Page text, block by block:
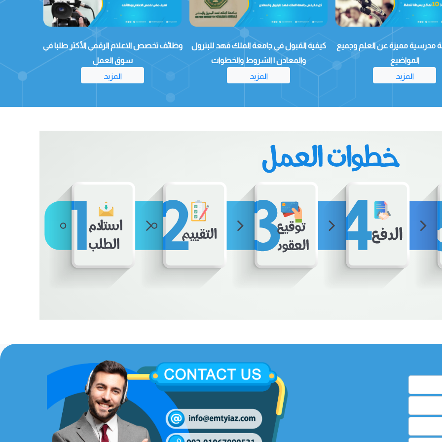
مدرسية مميزة عن العلم وجميع
المواضيع
المزيد
كيفية القبول في جامعة الملك فهد للبترول
والمعادن | الشروط والخطوات
المزيد
وظائف تخصص الاعلام الرقمي الأكثر طلبا في
سوق العمل
المزيد